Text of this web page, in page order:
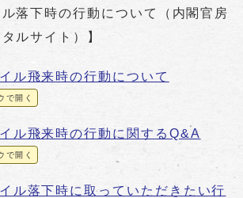
ル落下時の行動について（内閣官房
ルサイト）】
ル飛来時の行動について
で開く
ル飛来時の行動に関するQ&A
で開く
ル落下時に取っていただきたい行